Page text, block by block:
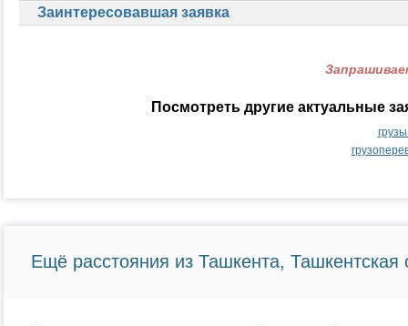
Заинтересовавшая заявка
Посмотреть другие актуальные
Ещё расстояния из Ташкента, Ташкентская